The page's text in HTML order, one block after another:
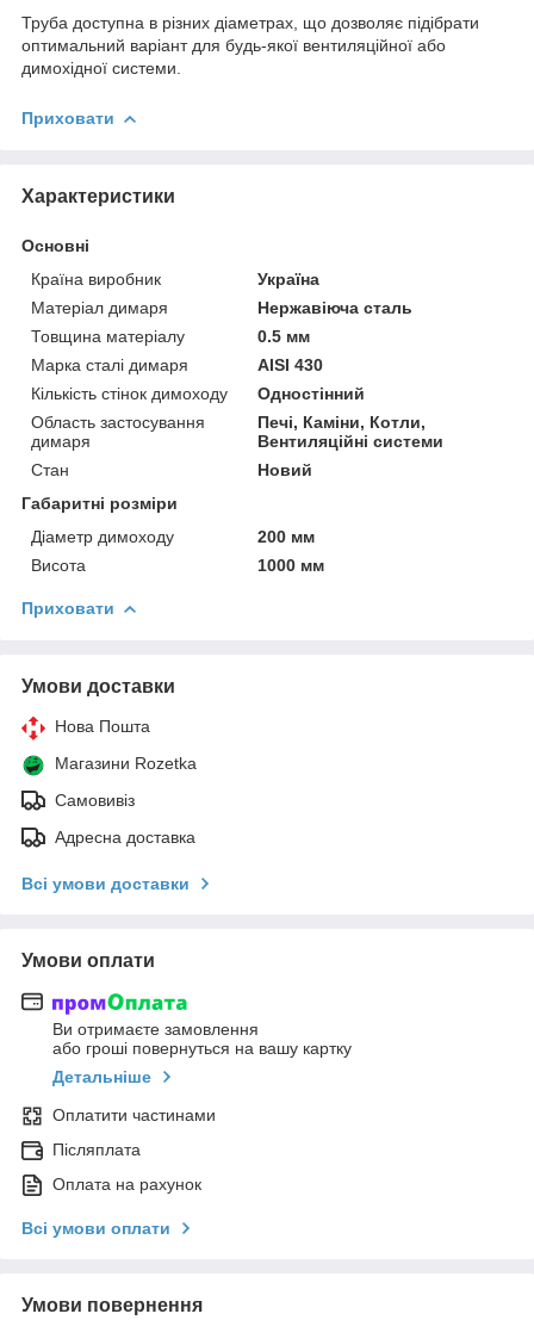
Труба доступна в різних діаметрах, що дозволяє підібрати
оптимальний варіант для будь-якої вентиляційної або
димохідної системи.
Приховати
Характеристики
Основні
Країна виробник
Україна
Матеріал димаря
Нержавіюча сталь
Товщина матеріалу
0.5 мм
Марка сталі димаря
AISI 430
Кількість стінок димоходу
Одностінний
Область застосування
димаря
Печі, Каміни, Котли,
Вентиляційні системи
Стан
Новий
Габаритні розміри
Діаметр димоходу
200 мм
Висота
1000 мм
Приховати
Умови доставки
Нова Пошта
Магазини Rozetka
Самовивіз
Адресна доставка
Всі умови доставки
Умови оплати
Ви отримаєте замовлення
або гроші повернуться на вашу картку
Детальніше
Оплатити частинами
Післяплата
Оплата на рахунок
Всі умови оплати
Умови повернення